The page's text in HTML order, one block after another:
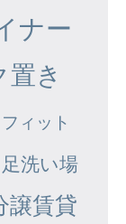
ナー
置き
フィット
洗い場
譲賃貸